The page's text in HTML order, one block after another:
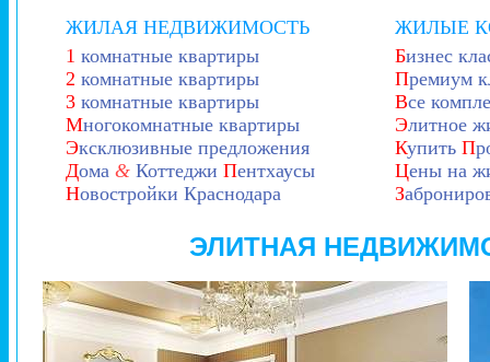
ЖИЛАЯ НЕДВИЖИМОСТЬ
1 комнатные квартиры
2 комнатные квартиры
3комнатные квартиры
Многокомнатные квартиры
Эксклюзивные предложения
Дома &Коттеджи Пентхаусы
Новостройки Краснодара
ЖИЛЫЕ
Бизнес
Премиум
Все
Элитное
Купить П
Цены на
З
ЭЛИТНАЯ